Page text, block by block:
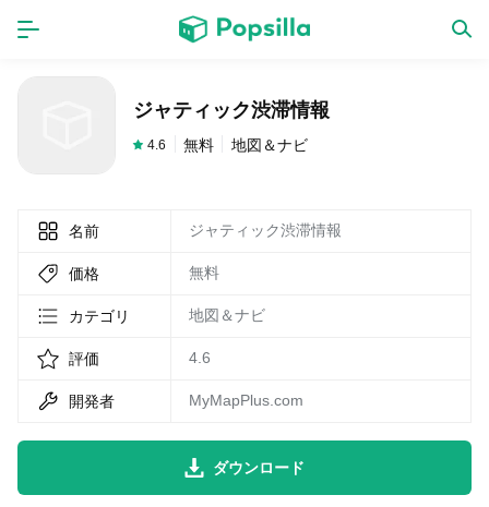
新作
LINE無料スタンプ
無料猫ミーム
ジャティック渋滞情報
4.6 無料 地図＆ナビ
名前 ジャティック渋滞情報
価格 無料
カテゴリ 地図＆ナビ
評価 4.6
開発者 MyMapPlus.com
ダウンロード